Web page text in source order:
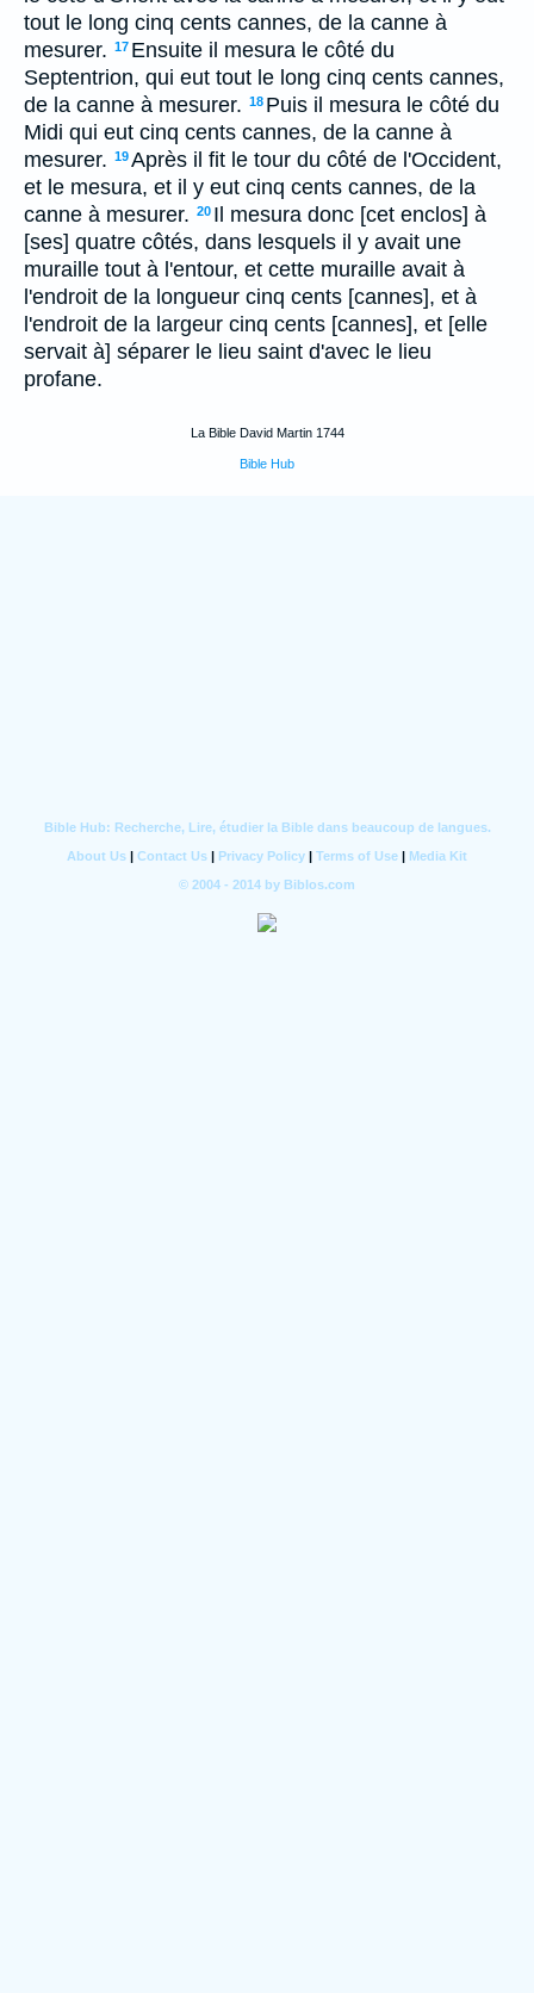
tout le long cinq cents cannes, de la canne à
mesurer. 17 Ensuite il mesura le côté du
Septentrion, qui eut tout le long cinq cents cannes,
de la canne à mesurer. 18 Puis il mesura le côté du
Midi qui eut cinq cents cannes, de la canne à
mesurer. 19Après il fit le tour du côté de l'Occident,
et le mesura, et il y eut cinq cents cannes, de la
canne à mesurer. 20 Il mesura donc [cet enclos] à
[ses] quatre côtés, dans lesquels il y avait une
muraille tout à l'entour, et cette muraille avait à
l'endroit de la longueur cinq cents [cannes], et à
l'endroit de la largeur cinq cents [cannes], et [elle
servait à] séparer le lieu saint d'avec le lieu
profane.
La Bible David Martin 1744
Bible Hub